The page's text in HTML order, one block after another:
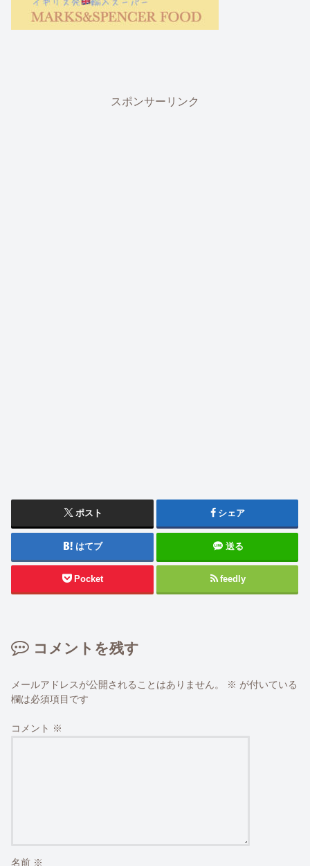
スポンサーリンク
ポスト シェア
はてブ 送る
Pocket feedly
コメントを残す
メールアドレスが公開されることはありません。 ※ が付いている
欄は必須項目です
コメント ※
名前 ※